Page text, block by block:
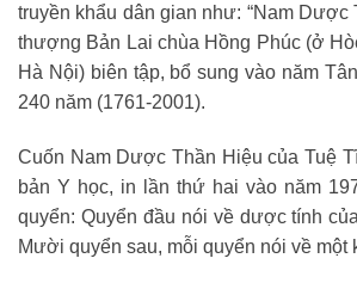
truyền khẩu dân gian như: “Nam Dược
thượng Bản Lai chùa Hồng Phúc (ở
Hà Nội) biên tập, bổ sung vào năm
240 năm (1761-2001).
Cuốn Nam Dược Thần Hiệu của Tuệ
bản Y học, in lần thứ hai vào năm
quyển: Quyển đầu nói về dược tính
Mười quyển sau, mỗi quyển nói về